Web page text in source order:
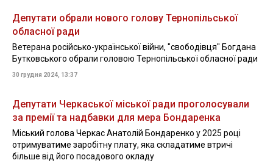
Депутати обрали нового голову Тернопільської
обласної ради
Ветерана російсько-української війни, "свободівця" Богдана
Бутковського обрали головою Тернопільської обласної ради
30 грудня 2024, 13:37
Депутати Черкаської міської ради проголосували
за премії та надбавки для мера Бондаренка
Міський голова Черкас Анатолій Бондаренко у 2025 році
отримуватиме заробітну плату, яка складатиме втричі
більше від його посадового окладу